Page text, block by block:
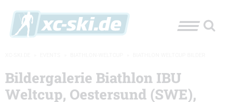
Bildergalerie Biathlon IBU
Weltcup, Oestersund (SWE),